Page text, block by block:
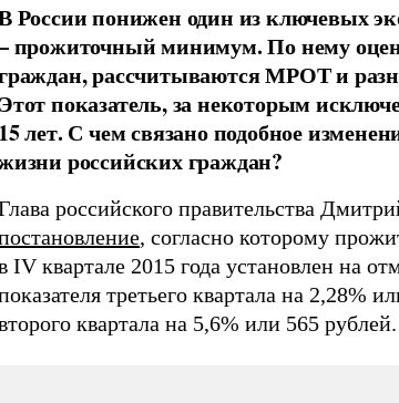
России понижен один из ключевых
прожиточный минимум. По нему
рассчитываются МРОТ и
Этот показатель, за некоторым
15 лет. С чем связано подобное
российских граждан?
российского правительства
, согласно которому
IV квартале 2015 года установлен на
третьего квартала на 2,28%
квартала на 5,6% или 565 рублей.